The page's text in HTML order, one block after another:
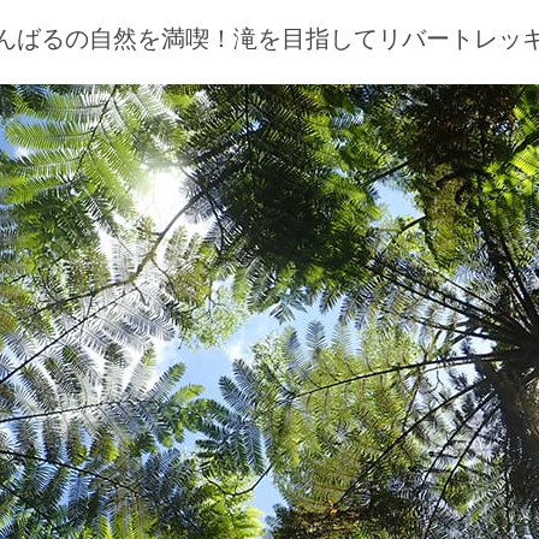
ばるの自然を満喫！ 滝を目指してリバートレッ